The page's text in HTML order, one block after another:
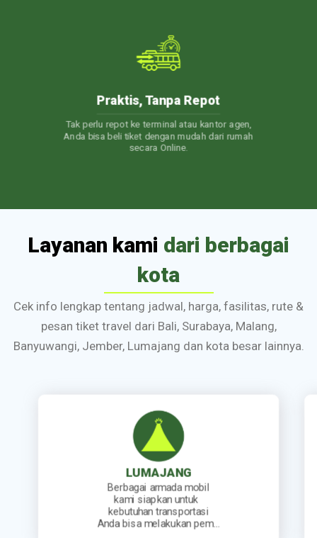
24/7 Customer Care
Layanan Customer Service 24 jam. Jadi, kapan
pun Anda punya pertanyaan, Kami akan selalu
siap membantu.
Layanan kami dari berbagai
kota
Cek info lengkap tentang jadwal, harga, fasilitas, rute &
pesan tiket travel dari Bali, Surabaya, Malang,
Banyuwangi, Jember, Lumajang dan kota besar lainnya.
JEMBER
Kami sediakan jadwal
keberangkatan travel yang
lengkap. Mulai dari travel
berangkat pagi, siang, sore…